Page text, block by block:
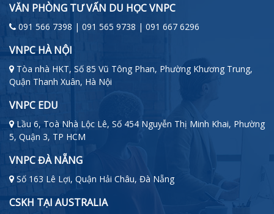
VĂN PHÒNG TƯ VẤN DU HỌC VNPC
091 566 7398 | 091 565 9738 | 091 667 6296
VNPC HÀ NỘI
Tòa nhà HKT, Số 85 Vũ Tông Phan, Phường Khương Trung,
Quận Thanh Xuân, Hà Nội
VNPC EDU
Lầu 6, Toà Nhà Lộc Lê, Số 454 Nguyễn Thị Minh Khai, Phường
5, Quận 3, TP HCM
VNPC ĐÀ NẴNG
Số 163 Lê Lợi, Quận Hải Châu, Đà Nẵng
CSKH TẠI AUSTRALIA